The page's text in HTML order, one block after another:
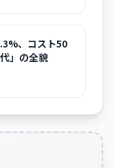
、コスト50
」の全貌